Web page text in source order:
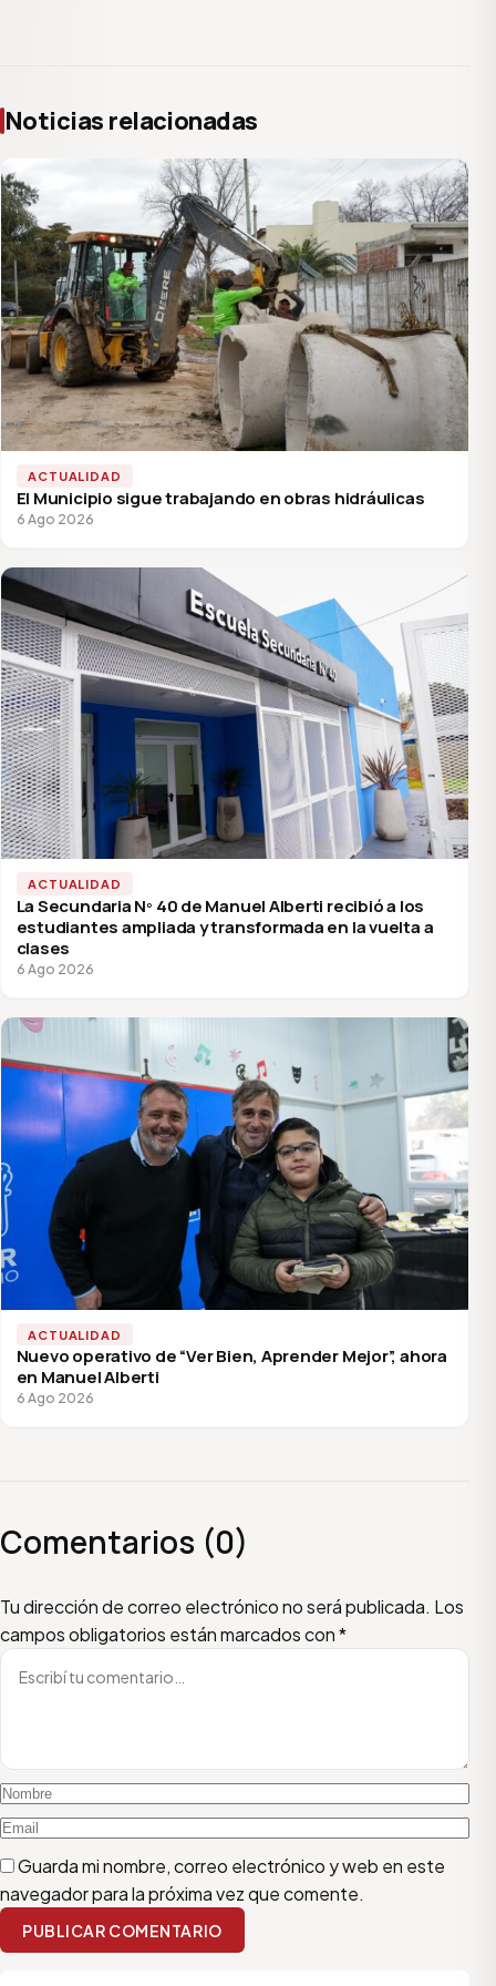
Noticias relacionadas
ACTUALIDAD
El Municipio sigue trabajando en obras hidráulicas
6 Ago 2026
ACTUALIDAD
La Secundaria Nº 40 de Manuel Alberti recibió a los
estudiantes ampliada y transformada en la vuelta a
clases
6 Ago 2026
ACTUALIDAD
Nuevo operativo de “Ver Bien, Aprender Mejor”, ahora
en Manuel Alberti
6 Ago 2026
Comentarios (0)
Tu dirección de correo electrónico no será publicada. Los
campos obligatorios están marcados con*
Escribí tu comentario
Nombre
Email
Guarda mi nombre, correo electrónico y web en este
navegador para la próxima vez que comente.
PUBLICAR COMENTARIO